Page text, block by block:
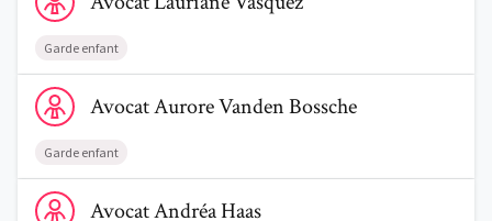
Garde enfant
Voir le profil de AvocatAurore Vanden Bossche
AvocatAuroreVanden Bossche
Garde enfant
Voir le profil de AvocatAndréa Haas
AvocatAndréaHaas